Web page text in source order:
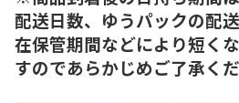
配送日数、ゆうパックの配
在保管期間などにより短く
すのであらかじめご了承くだ